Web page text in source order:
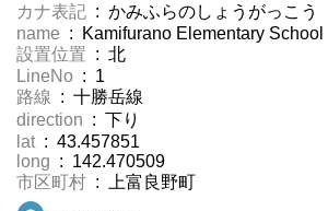
カナ表記 : かみふらのしょうがっこう
name : Kamifurano Elementary School
設置位置 : 北
LineNo : 1
路線 : 十勝岳線
direction : 下り
lat : 43.457851
long : 142.470509
市区町村 : 上富良野町